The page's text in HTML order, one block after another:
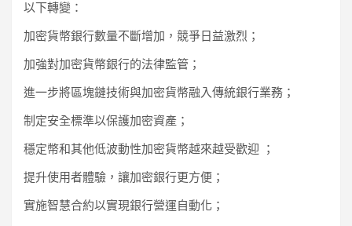
以下轉變：
加密貨幣銀行數量不斷增加，競爭日益激烈；
加強對加密貨幣銀行的法律監管；
進一步將區塊鏈技術與加密貨幣融入傳統銀行業務；
制定安全標準以保護加密資產；
穩定幣和其他低波動性加密貨幣越來越受歡迎 ；
提升使用者體驗，讓加密銀行更方便；
實施智慧合約以實現銀行營運自動化；